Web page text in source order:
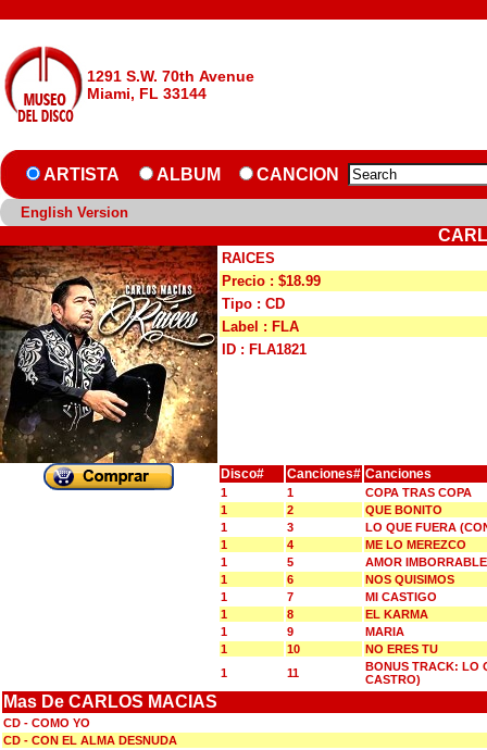
1291 S.W. 70th Avenue
Miami, FL 33144
ARTISTA ALBUM CANCION
English Version
RAICES
Precio : $18.99
Tipo : CD
Label : FLA
ID : FLA1821
Disco# Canciones# Canciones
1 1
COPA TRAS COPA
1
2
QUE BONITO
1
3
LO QUE FUERA
1
4
ME LO MEREZCO
1
5
AMOR IMBORRABLE
1
6
NOS QUISIMOS
1
7
MI CASTIGO
1
8
EL KARMA
1
9
MARIA
1
10
NO ERES TU
1
11
BONUS TRACK: LO
CASTRO)
Mas De CARLOS MACIAS
CD - COMO YO
CD - CON EL ALMA DESNUDA